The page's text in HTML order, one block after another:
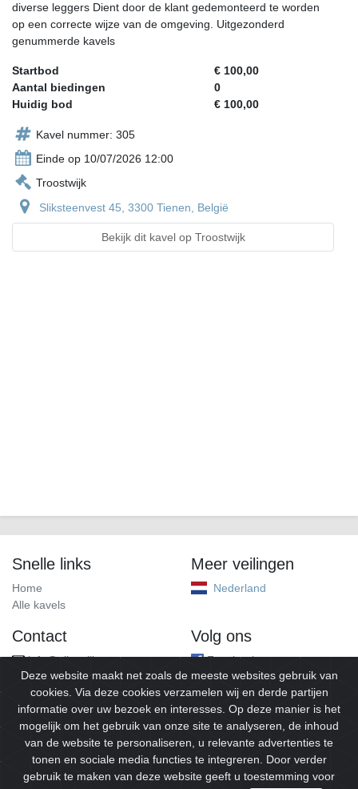
diverse leggers Dient door de klant gedemonteerd te worden
op een correcte wijze van de omgeving. Uitgezonderd
genummerde kavels
Startbod
€ 100,00
Aantal biedingen
0
Huidig bod
€ 100,00
Kavel nummer: 305
Einde op 10/07/2026 12:00
Troostwijk
Sliksteenvest 45, 3300 Tienen, België
Bekijk dit kavel op Troostwijk
Snelle links
Home
Alle kavels
Meer veilingen
Nederland
Contact
info@alleveilingen.net
Volg ons
Facebook
© 2026Alleveilingen.Alle rechten voorbehouden.
Deze website maakt net zoals de meeste websites gebruik van
cookies. Via deze cookies verzamelen wij en derde partijen
informatie over uw bezoek en interesses. Op deze manier is het
mogelijk om het gebruik van onze site te analyseren, de inhoud
van de website te personaliseren, u relevante advertenties te
tonen en sociale media functies te integreren. Door verder
gebruik te maken van deze website geeft u toestemming voor